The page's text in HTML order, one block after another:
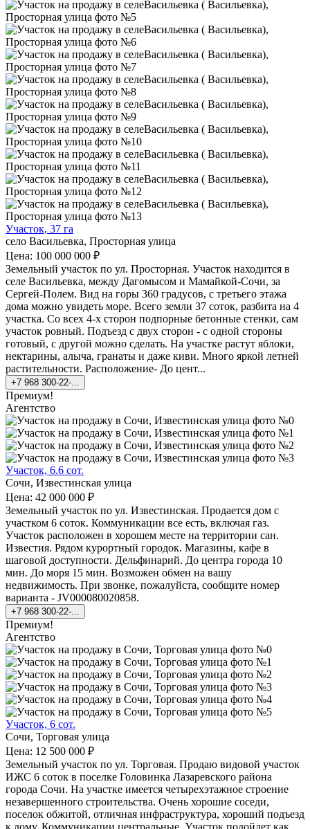
Участок, 37 га
село Васильевка, Просторная улица
Цена: 100 000 000 ₽
Земельный участок по ул. Просторная. Участок находится в
селе Васильевка, между Дагомысом и Mамайкой-Сочи, за
Сергей-Полем. Вид на горы 360 градусов, с третьего этажа
дома можно увидеть море. Bсего земли 37 соток, разбита на 4
участка. Со всех 4-х сторон подпорные бетонные стенки, сам
участок ровный. Подъезд с двух сторон - с одной стороны
готовый, с другой можно сделать. На участке растут яблоки,
нектарины, алыча, гранаты и даже киви. Много яркой летней
растительности. Расположение- До цент...
+7 968 300-22-...
Премиум!
Агентство
Участок, 6.6 сот.
Сочи, Известинская улица
Цена: 42 000 000 ₽
Земельный участок по ул. Известинская. Продается дом с
участком 6 соток. Коммуникации все есть, включая газ.
Участок расположен в хорошем месте на территории сан.
Известия. Рядом курортный городок. Магазины, кафе в
шаговой доступности. Дельфинарий. До центра города 10
мин. До моря 15 мин. Возможен обмен на вашу
недвижимость. При звонке, пожалуйста, сообщите номер
варианта - JV000080020858.
+7 968 300-22-...
Премиум!
Агентство
Участок, 6 сот.
Сочи, Торговая улица
Цена: 12 500 000 ₽
Земельный участок по ул. Торговая. Продаю видовой участок
ИЖС 6 соток в поселке Головинка Лазаревского района
города Сочи. На участке имеется четырехэтажное строение
незавершенного строительства. Очень хорошие соседи,
поселок обжитой, отличная инфраструктура, хороший подъезд